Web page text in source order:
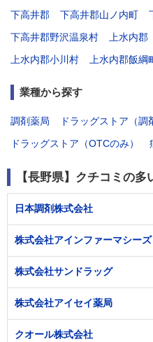
下高井郡
下高井郡山ノ内町
下高井郡野沢温泉村
上水内郡
上水内郡小川村
上水内郡飯綱
業種から探す
調剤薬局
ドラッグストア（調
ドラッグストア（OTCのみ）
【長野県】クチコミの多
日本調剤株式会社
株式会社アインファーマシーズ
株式会社サンドラッグ
株式会社アイセイ薬局
クオール株式会社